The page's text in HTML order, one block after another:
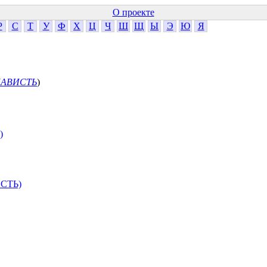
О проекте
С Т У Ф Х Ц Ч Ш Щ Ы Э Ю Я
)